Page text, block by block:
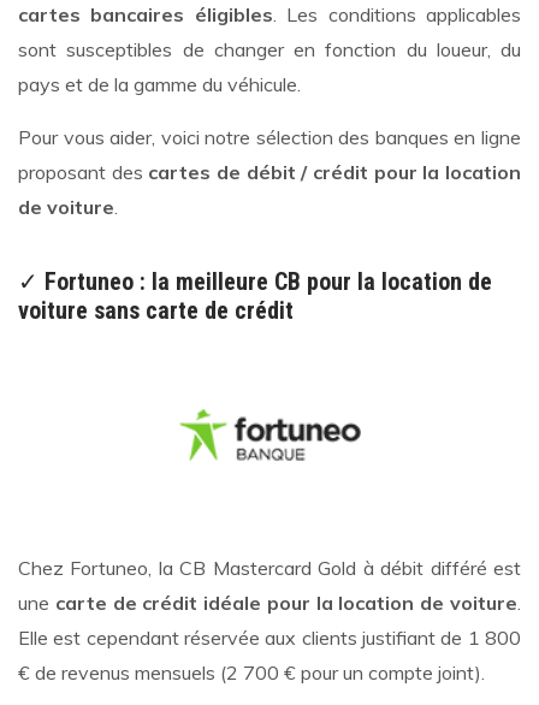
cartes bancaires éligibles . Les conditions applicables
sont susceptibles de changer en fonction du loueur, du
pays et de la gamme du véhicule.
Pour vous aider, voici notre sélection des banques en ligne
proposant des cartes de débit / crédit pour la location
de voiture
✓ Fortuneo : la meilleure CB pour la location de
voiture sans carte de crédit
Chez Fortuneo, la CB Mastercard Gold à débit différé est
une carte de crédit idéale pour la location de voiture.
Elle est cependant réservée aux clients justifiant de 1 800
€ de revenus mensuels (2 700 € pour un compte joint).